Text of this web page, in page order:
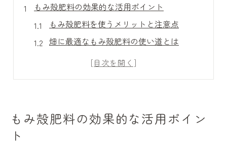
もみ殻肥料の効果的な活用ポイント
もみ殻肥料を使うメリットと注意点
畑に最適なもみ殻肥料の使い道とは
もみ殻を土に混ぜる場合のポイント
豊かな土壌づくりに役立つもみ殻の知恵
もみ殻で土壌がふかふかになる理由
もみ殻肥料の効果的な活用ポイン
ト